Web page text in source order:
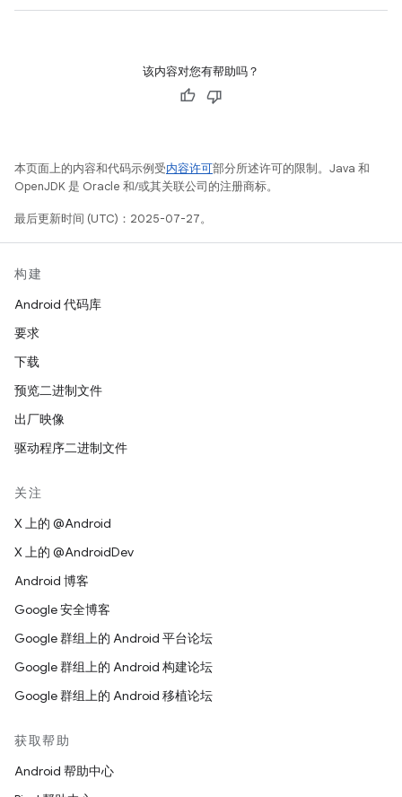
该内容对您有帮助吗？
本页面上的内容和代码示例受内容许可部分所述许可的限制。Java 和
OpenJDK 是 Oracle 和/或其关联公司的注册商标。
最后更新时间 (UTC)：2025-07-27。
构建
Android 代码库
要求
下载
预览二进制文件
出厂映像
驱动程序二进制文件
关注
X 上的 @Android
X 上的 @AndroidDev
Android 博客
Google 安全博客
Google 群组上的 Android 平台论坛
Google 群组上的 Android 构建论坛
Google 群组上的 Android 移植论坛
获取帮助
Android 帮助中心